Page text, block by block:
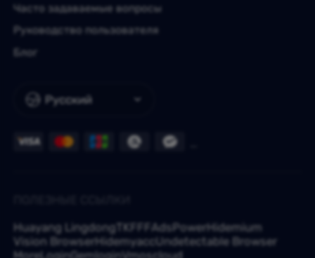
Русский
Часто задаваемые вопросы
Руководство пользователя
Блог
Huayang Lingdong TKFFF AdsPowerHidemium
Vision BrowserHidemyaccUndetectable Browser
MoreLoginGemloginVmoscloud